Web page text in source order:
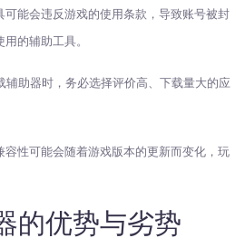
可能会违反游戏的使用条款，导致账号被封
的辅助工具。
辅助器时，务必选择评价高、下载量大的应
容性可能会随着游戏版本的更新而变化，玩
的优势与劣势